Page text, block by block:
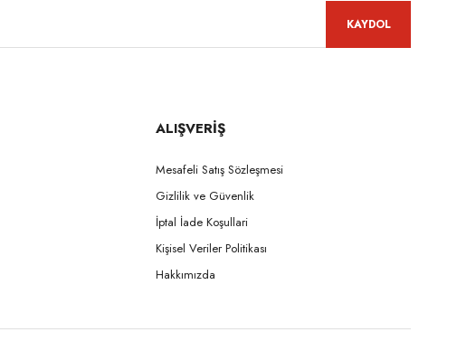
KAYDOL
ALIŞVERİŞ
Mesafeli Satış Sözleşmesi
Gizlilik ve Güvenlik
İptal İade Koşullari
Kişisel Veriler Politikası
Hakkımızda